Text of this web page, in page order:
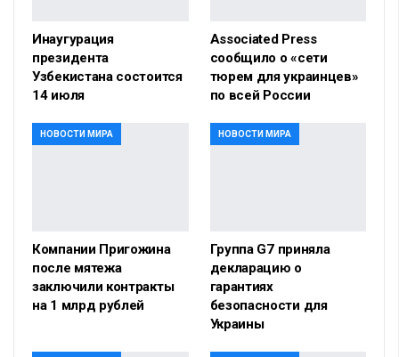
Инаугурация
президента
Узбекистана состоится
14 июля
Associated Press
сообщило о «сети
тюрем для украинцев»
по всей России
НОВОСТИ МИРА
Компании Пригожина
после мятежа
заключили контракты
на 1 млрд рублей
НОВОСТИ МИРА
Группа G7 приняла
декларацию о
гарантиях
безопасности для
Украины